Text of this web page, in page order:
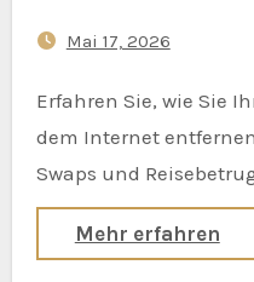
Mai 17, 2026
Erfahren Sie, wie Sie Ihre persönlichen Daten aus
dem Internet
Swaps und
Mehr erfahren